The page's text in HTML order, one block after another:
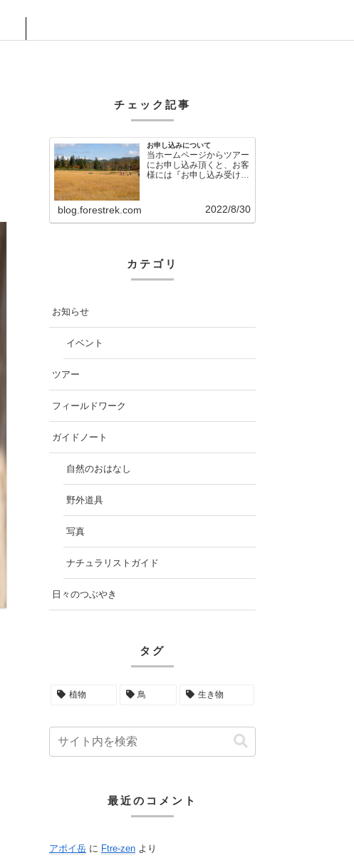
チェック記事
お申し込みについて
当ホームページからツアー
にお申し込み頂くと、お客
様には『お申し込み受け付
blog.forestrek.com 2022/8/30
カテゴリ
お知らせ
イベント
ツアー
フィールドワーク
ガイドノート
自然のおはなし
野外道具
写真
ナチュラリストガイド
日々のつぶやき
タグ
植物 鳥 生き物
最近のコメント
アポイ岳 に Ftre-zen より